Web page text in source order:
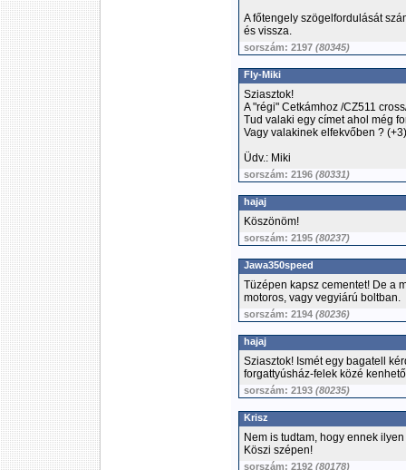
A főtengely szögelfordulását
és vissza.
sorszám: 2197 (80345)
Fly-Miki
Sziasztok!
A "régi" Cetkámhoz /CZ511
Tud valaki egy címet ahol még
Vagy valakinek elfekvőben ? (+3)
Üdv.: Miki
sorszám: 2196 (80331)
hajaj
Köszönöm!
sorszám: 2195 (80237)
Jawa350speed
Tüzépen kapsz cementet! De a
motoros, vagy vegyiárú boltban.
sorszám: 2194 (80236)
hajaj
Sziasztok! Ismét egy bagatell
forgattyúsház-felek közé
sorszám: 2193 (80235)
Krisz
Nem is tudtam, hogy ennek
Köszi szépen!
sorszám: 2192 (80178)